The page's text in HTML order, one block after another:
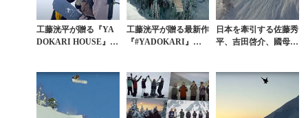
工藤洸平が贈る『YA
DOKARI HOUSE』ス
セッション舞...
工藤洸平が贈る最新作
『#YADOKARI』は
日本を牽引する佐藤秀
平、吉田啓介、國母和
秀作。『北門 -Ho...